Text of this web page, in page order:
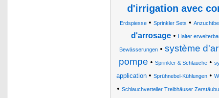
d'irrigation avec
Erdspiesse • Sprinkler Sets •
d'arrosage• Halter
Bewässerungen • système
pompe • Sprinkler & Schläuche•
application • Sprühnebel-Kühlungen •
• Schlauchverteiler Treibhäuser